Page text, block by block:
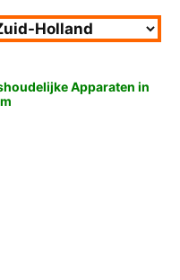
Apparaten in